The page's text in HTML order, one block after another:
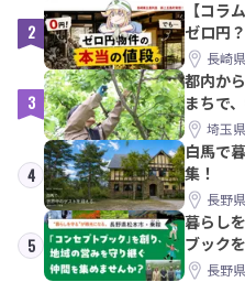
2
【コラ
ゼロ円
教訓｜
長崎
3
都内か
まちで
PRメン
埼玉
4
白馬で
集！
長野
5
暮らし
ブック
間を集
長野